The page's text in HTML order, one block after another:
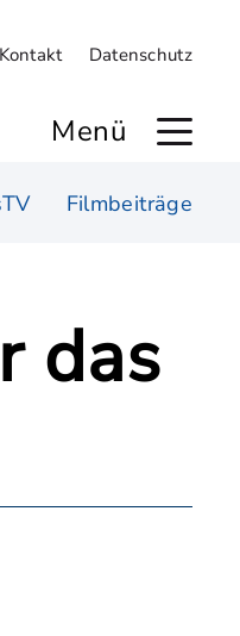
Kontakt Datenschutz
Menü
Filmbeiträge
das